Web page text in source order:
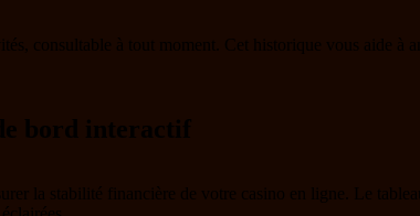
consultable à tout moment. Cet historique vous aide à
bord interactif
la stabilité financière de votre casino en ligne. Le